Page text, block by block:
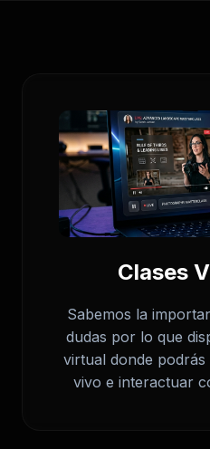
Clases
Sabemos la
dudas por lo que
virtual donde
vivo e interactuar